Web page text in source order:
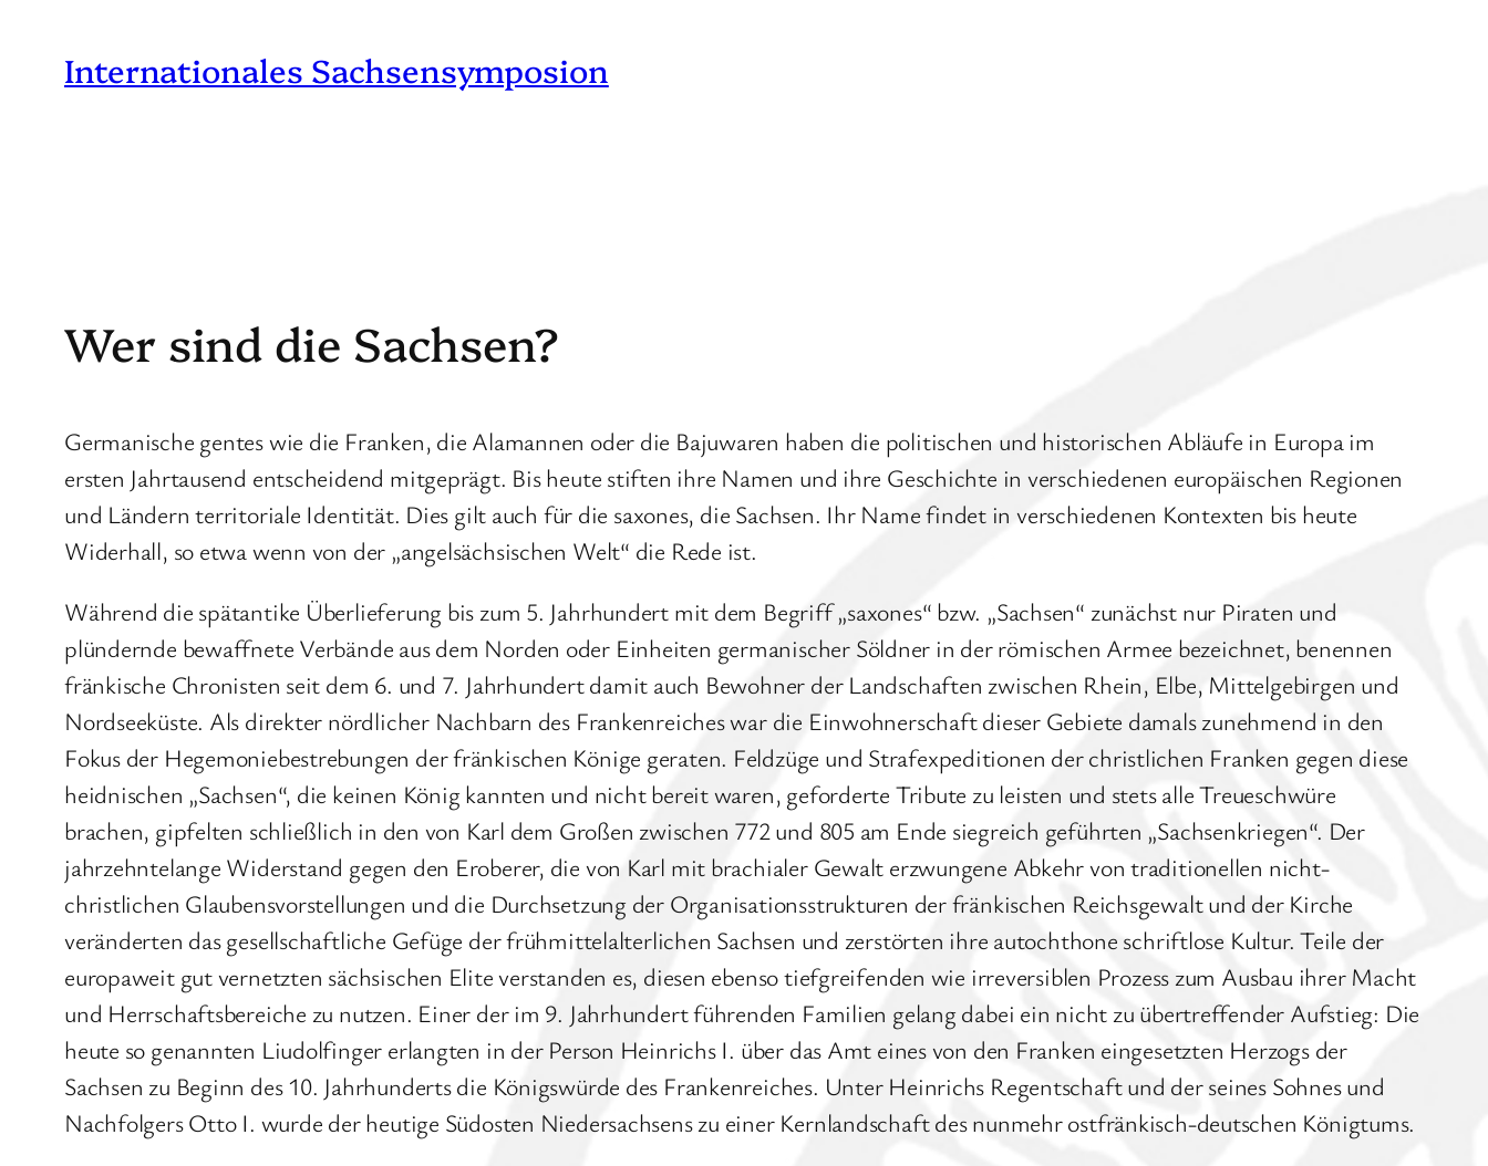
InhaltInternationales Sachsensymposion
Wer sind die Sachsen?
Germanische gentes wie die Franken, die Alamannen oder die Bajuwaren haben die politischen und historischen Abläufe in Europa im
ersten Jahrtausend entscheidend mitgeprägt. Bis heute stiften ihre Namen und ihre Geschichte in verschiedenen europäischen Regionen
und Ländern territoriale Identität. Dies gilt auch für die saxones, die Sachsen. Ihr Name findet in verschiedenen Kontexten bis heute
Widerhall, so etwa wenn von der „angelsächsischen Welt“ die Rede ist.
Während die spätantike Überlieferung bis zum 5. Jahrhundert mit dem Begriff „saxones“ bzw. „Sachsen“ zunächst nur Piraten und
plündernde bewaffnete Verbände aus dem Norden oder Einheiten germanischer Söldner in der römischen Armee bezeichnet, benennen
fränkische Chronisten seit dem 6. und 7. Jahrhundert damit auch Bewohner der Landschaften zwischen Rhein, Elbe, Mittelgebirgen und
Nordseeküste. Als direkter nördlicher Nachbarn des Frankenreiches war die Einwohnerschaft dieser Gebiete damals zunehmend in den
Fokus der Hegemoniebestrebungen der fränkischen Könige geraten. Feldzüge und Strafexpeditionen der christlichen Franken gegen diese
heidnischen „Sachsen“, die keinen König kannten und nicht bereit waren, geforderte Tribute zu leisten und stets alle Treueschwüre
brachen, gipfelten schließlich in den von Karl dem Großen zwischen 772 und 805 am Ende siegreich geführten „Sachsenkriegen“. Der
jahrzehntelange Widerstand gegen den Eroberer, die von Karl mit brachialer Gewalt erzwungene Abkehr von traditionellen nicht-
christlichen Glaubensvorstellungen und die Durchsetzung der Organisationsstrukturen der fränkischen Reichsgewalt und der Kirche
veränderten das gesellschaftliche Gefüge der frühmittelalterlichen Sachsen und zerstörten ihre autochthone schriftlose Kultur. Teile der
europaweit gut vernetzten sächsischen Elite verstanden es, diesen ebenso tiefgreifenden wie irreversiblen Prozess zum Ausbau ihrer Macht
und Herrschaftsbereiche zu nutzen. Einer der im 9. Jahrhundert führenden Familien gelang dabei ein nicht zu übertreffender Aufstieg: Die
heute so genannten Liudolfinger erlangten in der Person Heinrichs I. über das Amt eines von den Franken eingesetzten Herzogs der
Sachsen zu Beginn des 10. Jahrhunderts die Königswürde des Frankenreiches. Unter Heinrichs Regentschaft und der seines Sohnes und
Nachfolgers Otto I. wurde der heutige Südosten Niedersachsens zu einer Kernlandschaft des nunmehr ostfränkisch-deutschen Königtums.